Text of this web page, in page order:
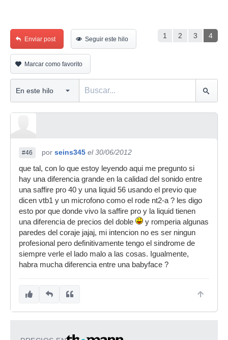
1 2 3 4
Enviar post Seguir este hilo
Marcar como favorito
#46 por seins345 el 30/06/2012
que tal, con lo que estoy leyendo aqui me pregunto si
hay una diferencia grande en la calidad del sonido entre
una saffire pro 40 y una liquid 56 usando el previo que
dicen vtb1 y un microfono como el rode nt2-a ? les digo
esto por que donde vivo la saffire pro y la liquid tienen
una diferencia de precios del doble
y romperia algunas
paredes del coraje jajaj, mi intencion no es ser ningun
profesional pero definitivamente tengo el sindrome de
siempre verle el lado malo a las cosas. Igualmente,
habra mucha diferencia entre una babyface ?